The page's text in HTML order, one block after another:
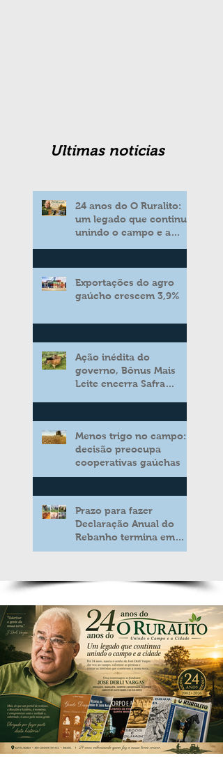
Ultimas noticias
24 anos do O Ruralito:
um legado que continua
unindo o campo e a
Exportações do agro
gaúcho crescem 3,9%
Ação inédita do
governo, Bônus Mais
Leite encerra Safra
aos produtores de leite
Menos trigo no campo:
decisão preocupa
cooperativas gaúchas
Prazo para fazer
Declaração Anual do
Rebanho termina em
duas semanas